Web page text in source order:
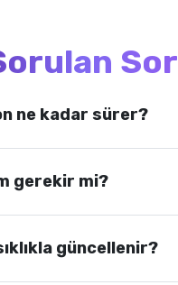
ne kadar sürer?
gerekir mi?
güncellenir?